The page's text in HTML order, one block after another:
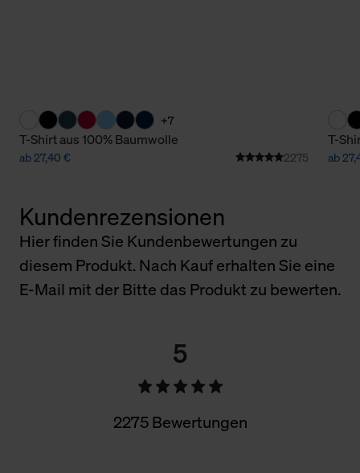
+7
T-Shirt aus 100% Baumwolle
ab 27,40 € 2275
T-
ab
Kundenrezensionen
Hier finden Sie Kundenbewertungen zu
diesem Produkt. Nach Kauf erhalten Sie eine
E-Mail mit der Bitte das Produkt zu bewerten.
5
2275 Bewertungen